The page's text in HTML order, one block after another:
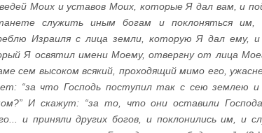
Моих и уставов Моих, которые Я дал вам, и
служить иным богам и поклоняться
Израиля с лица земли, которую Я дал ему, и
Я освятил имени Моему, отвергну от лица
сем высоком всякий, проходящий мимо его,
“за что Господь поступил так с сею землею
И скажут: “за то, что они оставили
и приняли других богов, и поклонились им, и